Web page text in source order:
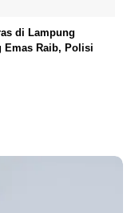
di Lampung
Emas Raib, Polisi